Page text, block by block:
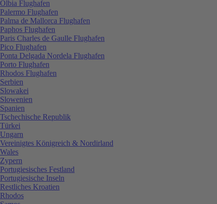
Olbia Flughafen
Palermo Flughafen
Palma de Mallorca Flughafen
Paphos Flughafen
Paris Charles de Gaulle Flughafen
Pico Flughafen
Ponta Delgada Nordela Flughafen
Porto Flughafen
Rhodos Flughafen
Serbien
Slowakei
Slowenien
Spanien
Tschechische Republik
Türkei
Ungarn
Vereinigtes Königreich & Nordirland
Wales
Zypern
Portugiesisches Festland
Portugiesische Inseln
Restliches Kroatien
Rhodos